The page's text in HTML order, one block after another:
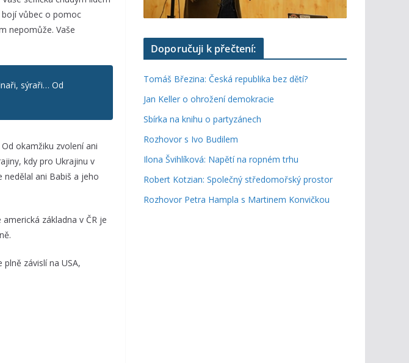
vůbec o pomoc
nepomůže. Vaše
sýraři… Od
okamžiku zvolení ani
kdy pro Ukrajinu v
ani Babiš a jeho
základna v ČR je
závislí na USA,
Doporučuji k přečtení:
Tomáš Březina: Česká republika bez dětí?
Jan Keller o ohrožení demokracie
Sbírka na knihu o partyzánech
Rozhovor s Ivo Budilem
Ilona Švihlíková: Napětí na ropném trhu
Robert Kotzian: Společný středomořský prostor
Rozhovor Petra Hampla s Martinem Konvičkou